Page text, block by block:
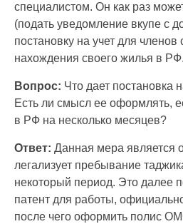
специалистом. Он как раз
(подать уведомление вкупе с
постановку на учет для
нахождения своего жилья в РФ.
Вопрос: Что дает постановка
Есть ли смысл ее оформлять,
в РФ на несколько месяцев?
Ответ: Данная мера является
легализует пребывание
некоторый период. Это далее
патент для работы,
после чего оформить полис